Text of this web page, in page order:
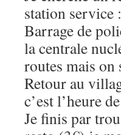
station
Barrage de
la centrale
routes mais on
Retour au
c’est l’heure
Je finis par